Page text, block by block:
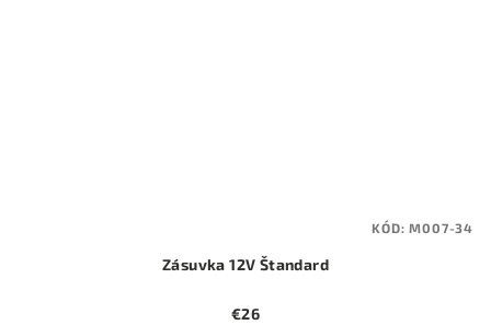
Zásuvka 12V Štandard
€26
KÓD:M007-34